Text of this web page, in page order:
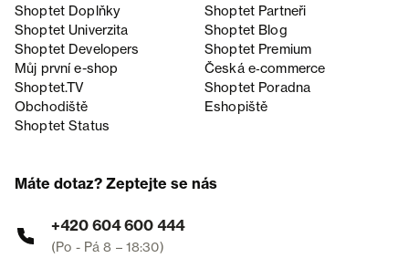
Shoptet Doplňky
Shoptet Partneři
Shoptet Univerzita
Shoptet Blog
Shoptet Developers
Shoptet Premium
Můj první e-shop
Česká e‑commerce
Shoptet.TV
Shoptet Poradna
Obchodiště
Eshopiště
Shoptet Status
Máte dotaz? Zeptejte se nás
+420 604 600 444
(Po - Pá 8 – 18:30)